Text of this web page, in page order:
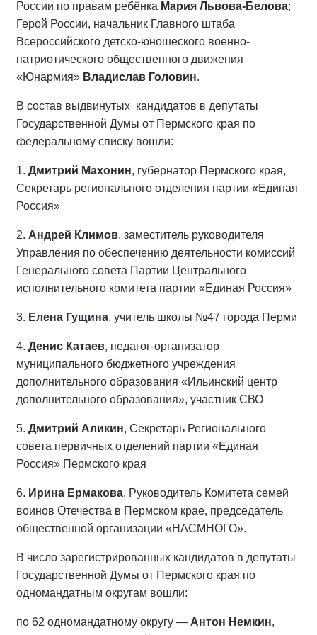
России по правам ребёнка Мария Львова-Белова;
Герой России, начальник Главного штаба
Всероссийского детско-юношеского военно-
патриотического общественного движения
«Юнармия» Владислав Головин.
В состав выдвинутых кандидатов в депутаты
Государственной Думы от Пермского края по
федеральному списку вошли:
1. Дмитрий Махонин, губернатор Пермского края,
Секретарь регионального отделения партии «Единая
Россия»
2. Андрей Климов, заместитель руководителя
Управления по обеспечению деятельности комиссий
Генерального совета Партии Центрального
исполнительного комитета партии «Единая Россия»
3. Елена Гущина, учитель школы №47 города Перми
4. Денис Катаев, педагог-организатор
муниципального бюджетного учреждения
дополнительного образования «Ильинский центр
дополнительного образования», участник СВО
5. Дмитрий Аликин, Секретарь Регионального
совета первичных отделений партии «Единая
Россия» Пермского края
6. Ирина Ермакова, Руководитель Комитета семей
воинов Отечества в Пермском крае, председатель
общественной организации «НАСМНОГО».
В число зарегистрированных кандидатов в депутаты
Государственной Думы от Пермского края по
одномандатным округам вошли:
по 62 одномандатному округу — Антон Немкин,